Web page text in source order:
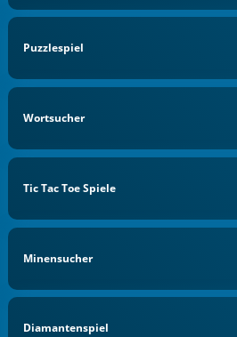
Puzzlespiel
Wortsucher
Tic Tac Toe Spiele
Minensucher
Diamantenspiel